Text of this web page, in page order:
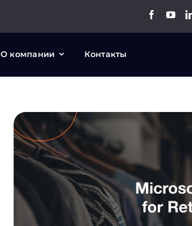
О компании Контакты